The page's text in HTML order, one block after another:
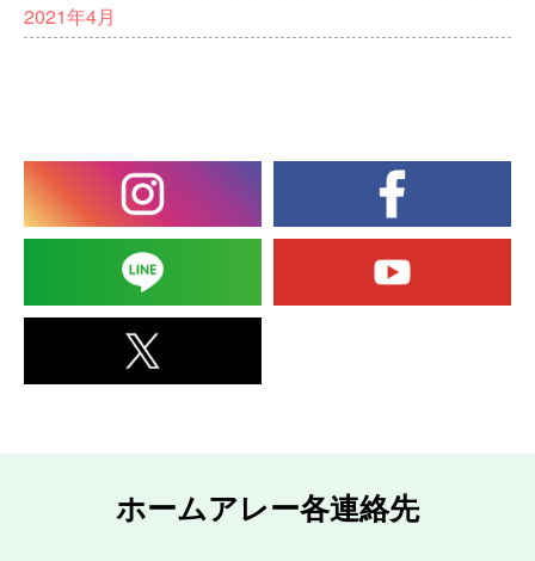
2021年4月
ホームアレー各連絡先